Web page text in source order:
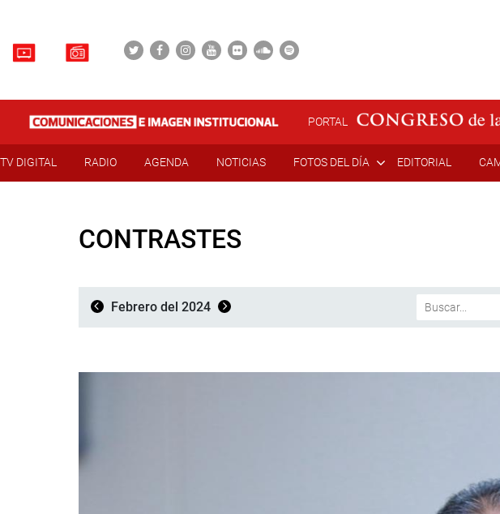
PORTAL
TV DIGITAL RADIO AGENDA NOTICIAS FOTOS DEL DÍA EDITORIAL
CONTRASTES
Febrero del 2024